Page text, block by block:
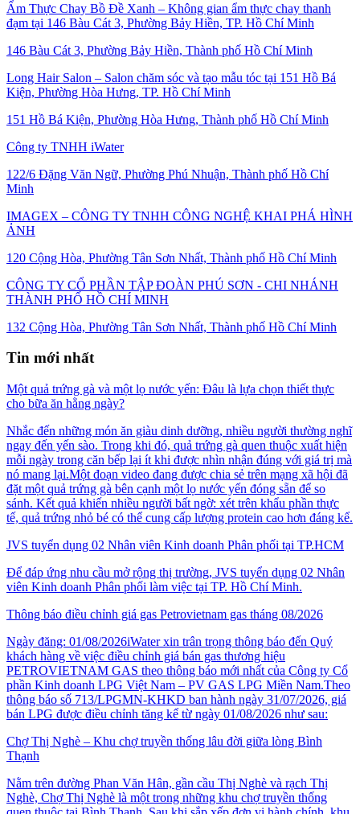
Ẩm Thực Chay Bồ Đề Xanh – Không gian ẩm thực chay thanh
đạm tại 146 Bàu Cát 3, Phường Bảy Hiền, TP. Hồ Chí Minh
146 Bàu Cát 3, Phường Bảy Hiền, Thành phố Hồ Chí Minh
Long Hair Salon – Salon chăm sóc và tạo mẫu tóc tại 151 Hồ Bá
Kiện, Phường Hòa Hưng, TP. Hồ Chí Minh
151 Hồ Bá Kiện, Phường Hòa Hưng, Thành phố Hồ Chí Minh
Công ty TNHH iWater
122/6 Đặng Văn Ngữ, Phường Phú Nhuận, Thành phố Hồ Chí
Minh
IMAGEX – CÔNG TY TNHH CÔNG NGHỆ KHAI PHÁ HÌNH
ẢNH
120 Cộng Hòa, Phường Tân Sơn Nhất, Thành phố Hồ Chí Minh
CÔNG TY CỔ PHẦN TẬP ĐOÀN PHÚ SƠN - CHI NHÁNH
THÀNH PHỐ HỒ CHÍ MINH
132 Cộng Hòa, Phường Tân Sơn Nhất, Thành phố Hồ Chí Minh
Tin mới nhất
Một quả trứng gà và một lọ nước yến: Đâu là lựa chọn thiết thực
cho bữa ăn hằng ngày?
Nhắc đến những món ăn giàu dinh dưỡng, nhiều người thường nghĩ
ngay đến yến sào. Trong khi đó, quả trứng gà quen thuộc xuất hiện
mỗi ngày trong căn bếp lại ít khi được nhìn nhận đúng với giá trị mà
nó mang lại.Một đoạn video đang được chia sẻ trên mạng xã hội đã
đặt một quả trứng gà bên cạnh một lọ nước yến đóng sẵn để so
sánh. Kết quả khiến nhiều người bất ngờ: xét trên khẩu phần thực
tế, quả trứng nhỏ bé có thể cung cấp lượng protein cao hơn đáng kể.
JVS tuyển dụng 02 Nhân viên Kinh doanh Phân phối tại TP.HCM
Để đáp ứng nhu cầu mở rộng thị trường, JVS tuyển dụng 02 Nhân
viên Kinh doanh Phân phối làm việc tại TP. Hồ Chí Minh.
Thông báo điều chỉnh giá gas Petrovietnam gas tháng 08/2026
Ngày đăng: 01/08/2026iWater xin trân trọng thông báo đến Quý
khách hàng về việc điều chỉnh giá bán gas thương hiệu
PETROVIETNAM GAS theo thông báo mới nhất của Công ty Cổ
phần Kinh doanh LPG Việt Nam – PV GAS LPG Miền Nam.Theo
thông báo số 713/LPGMN-KHKD ban hành ngày 31/07/2026, giá
bán LPG được điều chỉnh tăng kể từ ngày 01/08/2026 như sau:
Chợ Thị Nghè – Khu chợ truyền thống lâu đời giữa lòng Bình
Thạnh
Nằm trên đường Phan Văn Hân, gần cầu Thị Nghè và rạch Thị
Nghè, Chợ Thị Nghè là một trong những khu chợ truyền thống